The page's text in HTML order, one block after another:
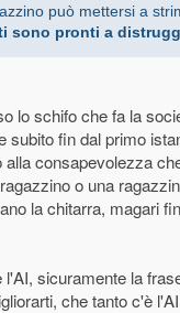
può mettersi a
sono pronti a
lo schifo che fa la
subito fin dal primo
alla consapevolezza
o una
la chitarra, magari
sicuramente la
che tanto c'è